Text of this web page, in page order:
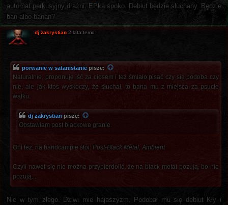
automat perkusyjny drażni. EPka spoko. Debiut będzie słuchany. Będzie
ban albo banan?
dj zakrystian 2 lata temu
porwanie w satanistanie pisze:
Naturalnie, proponuję iść za ciosem i też śmiało pisać czy się podoba czy
nie, ale jak ktoś wyskoczy, że słuchał, to bana mu z miejsca za psucie
wątku.
dj zakrystian pisze:
Obstawiam post blackowe granie.
Oni też, na bandcampie stoi: Post-Black Metal, Ambient
Czyli nawet się nie można przypierdolić, że na black metal pozują, bo nie
pozują...
Nic w tym złego. Dziwi mie hajaszyzm. Podobał mu się debiut Kły i